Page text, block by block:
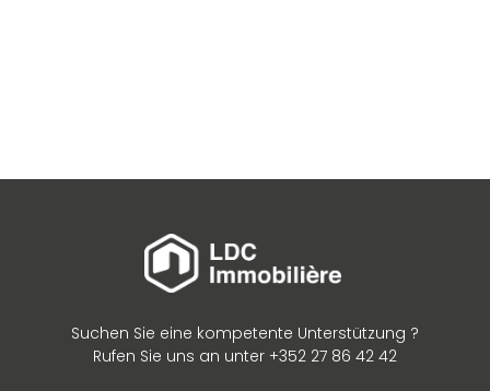
Suchen Sie eine kompetente Unterstützung ?
Rufen Sie uns an unter +352 27 86 42 42